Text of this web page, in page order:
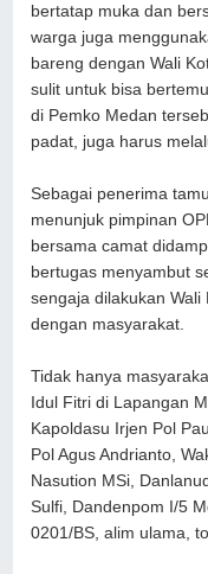
bertatap muka dan
warga juga
bareng dengan Wali
sulit untuk bisa
di Pemko Medan
padat, juga harus
Sebagai penerima
menunjuk pimpinan
bersama camat
bertugas menyambut
sengaja dilakukan
dengan masyarakat.
Tidak hanya
Idul Fitri di Lapangan
Kapoldasu Irjen Pol
Pol Agus Andrianto,
Nasution MSi,
Sulfi, Dandenpom I/5
0201/BS, alim ulama,